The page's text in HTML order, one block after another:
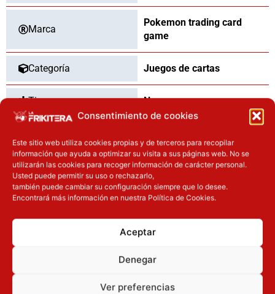
Consentimiento de cookies
Este sitio web utiliza cookies propias y de terceros para recopilar
información que ayuda a optimizar su visita a sus páginas web. No se
utilizarán las cookies para recoger información de carácter personal.
Usted puede permitir su uso o rechazarlo,
también puede cambiar su configuración siempre que lo desee.
Encontrará más información en nuestra Política de Cookies.
Aceptar
Denegar
Ver preferencias
Marca
Pokemon trading card
game
Categoría Juegos de cartas
Tipo Nuevo
OTROS PRODUCTOS QUE TE
PUEDEN INTERESAR
Inicie sesión Inicie sesión